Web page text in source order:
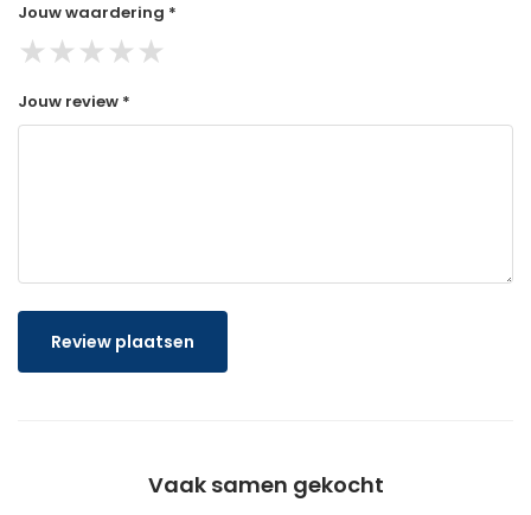
Jouw waardering *
★★★★★
Jouw review *
Review plaatsen
Vaak samen gekocht